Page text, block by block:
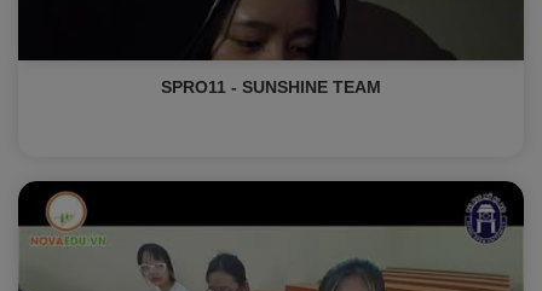
SPRO11 - SUNSHINE TEAM